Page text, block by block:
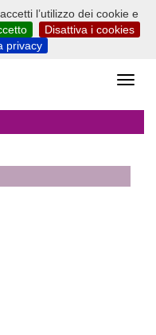
l’utilizzo dei cookie e
Disattiva i cookies
privacy